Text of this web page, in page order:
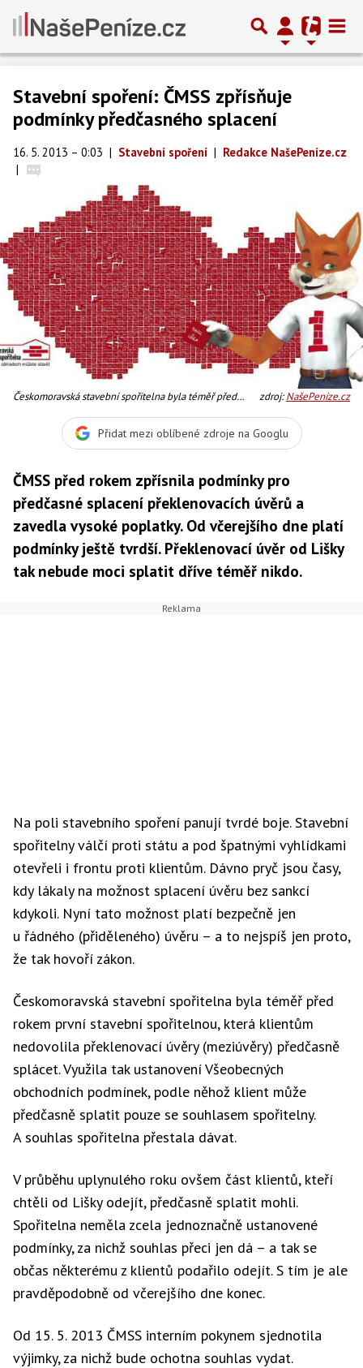
Stavební spoření: ČMSS zpřísňuje
podmínky předčasného splacení
16. 5. 2013 – 0:03 | Stavební spoření | Redakce NašePeníze.cz
|
Českomoravská stavební spořitelna byla téměř před
nedovolila překlenovací úvěry (meziúvěry) předčasně
splácet. Foto: ČMSS
zdroj:NašePeníze.cz
Přidat mezi oblíbené zdroje na Googlu
ČMSS před rokem zpřísnila podmínky pro
předčasné splacení překlenovacích úvěrů a
zavedla vysoké poplatky. Od včerejšího dne platí
podmínky ještě tvrdší. Překlenovací úvěr od Lišky
tak nebude moci splatit dříve téměř nikdo.
Na poli stavebního spoření panují tvrdé boje. Stavební
spořitelny válčí proti státu a pod špatnými vyhlídkami
otevřeli i frontu proti klientům. Dávno pryč jsou časy,
kdy lákaly na možnost splacení úvěru bez sankcí
kdykoli. Nyní tato možnost platí bezpečně jen
u řádného (přiděleného) úvěru – a to nejspíš jen proto,
že tak hovoří zákon.
Českomoravská stavební spořitelna byla téměř před
rokem první stavební spořitelnou, která klientům
nedovolila překlenovací úvěry (meziúvěry) předčasně
splácet. Využila tak ustanovení Všeobecných
obchodních podmínek, podle něhož klient může
předčasně splatit pouze se souhlasem spořitelny.
A souhlas spořitelna přestala dávat.
V průběhu uplynulého roku ovšem část klientů, kteří
chtěli od Lišky odejít, předčasně splatit mohli.
Spořitelna neměla zcela jednoznačně ustanovené
podmínky, za nichž souhlas přeci jen dá – a tak se
občas některému z klientů podařilo odejít. S tím je ale
pravděpodobně od včerejšího dne konec.
Od 15. 5. 2013 ČMSS interním pokynem sjednotila
výjimky, za nichž bude ochotna souhlas vydat.